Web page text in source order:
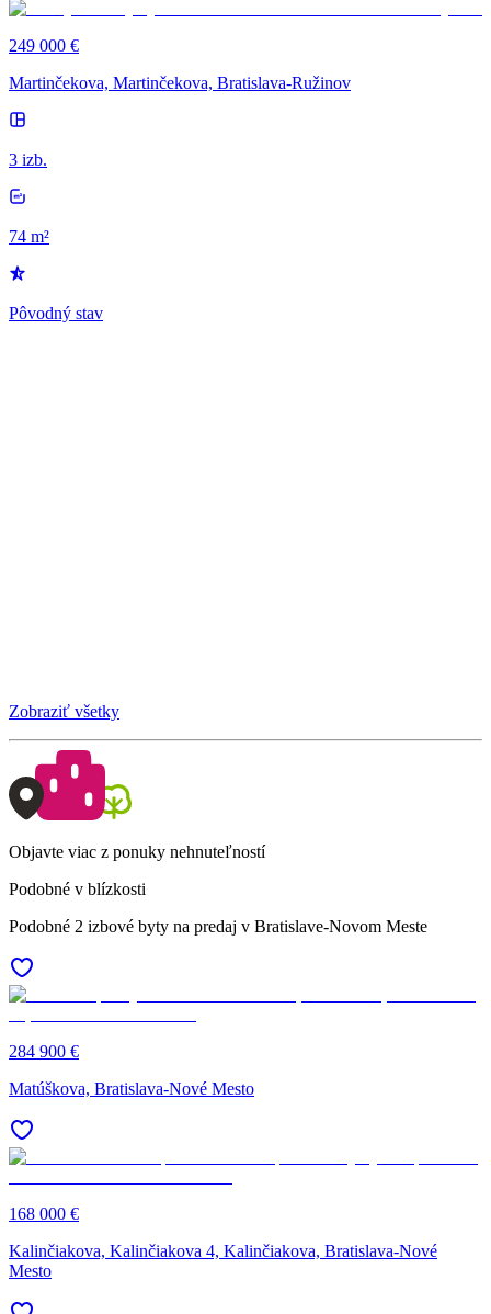
249 000 €
Martinčekova, Martinčekova, Bratislava-Ružinov
3 izb.
74 m²
Pôvodný stav
Zobraziť všetky
Objavte viac z ponuky nehnuteľností
Podobné v blízkosti
Podobné 2 izbové byty na predaj v Bratislave-Novom Meste
284 900 €
Matúškova, Bratislava-Nové Mesto
168 000 €
Kalinčiakova, Kalinčiakova 4, Kalinčiakova, Bratislava-Nové
Mesto